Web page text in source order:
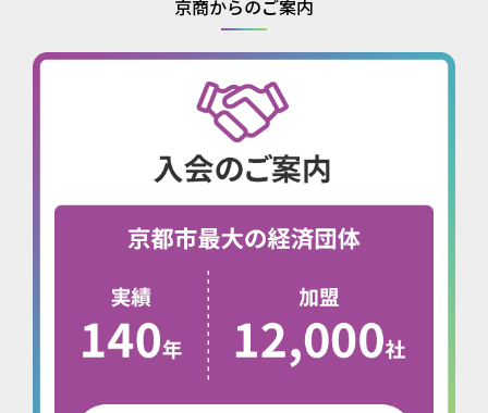
京商からのご案内